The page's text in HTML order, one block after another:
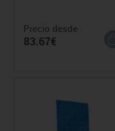
Precio desde
83.67€